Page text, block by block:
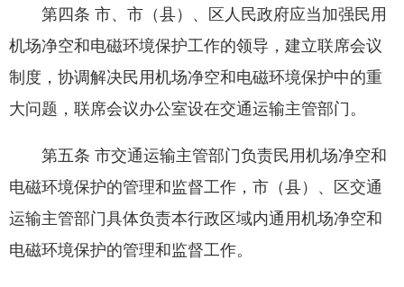
第四条 市、市（县）、区人民政府应当加强民用
机场净空和电磁环境保护工作的领导，建立联席会议
制度，协调解决民用机场净空和电磁环境保护中的重
大问题，联席会议办公室设在交通运输主管部门。
第五条 市交通运输主管部门负责民用机场净空和
电磁环境保护的管理和监督工作，市（县）、区交通
运输主管部门具体负责本行政区域内通用机场净空和
电磁环境保护的管理和监督工作。